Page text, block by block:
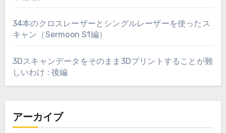
34本のクロスレーザーとシングルレーザーを使ったス
キャン（Sermoon S1編）
3Dスキャンデータをそのまま3Dプリントすることが難
しいわけ : 後編
アーカイブ